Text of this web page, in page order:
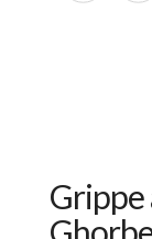
Grippe